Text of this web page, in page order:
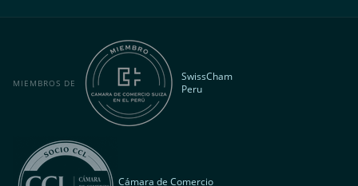
MIEMBROS DE
SwissCham
Peru
Cámara de Comercio